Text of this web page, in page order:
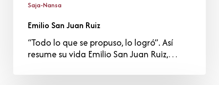
Saja-Nansa
Emilio San Juan Ruiz
“Todo lo que se propuso, lo logró”. Así
resume su vida Emilio San Juan Ruiz,…